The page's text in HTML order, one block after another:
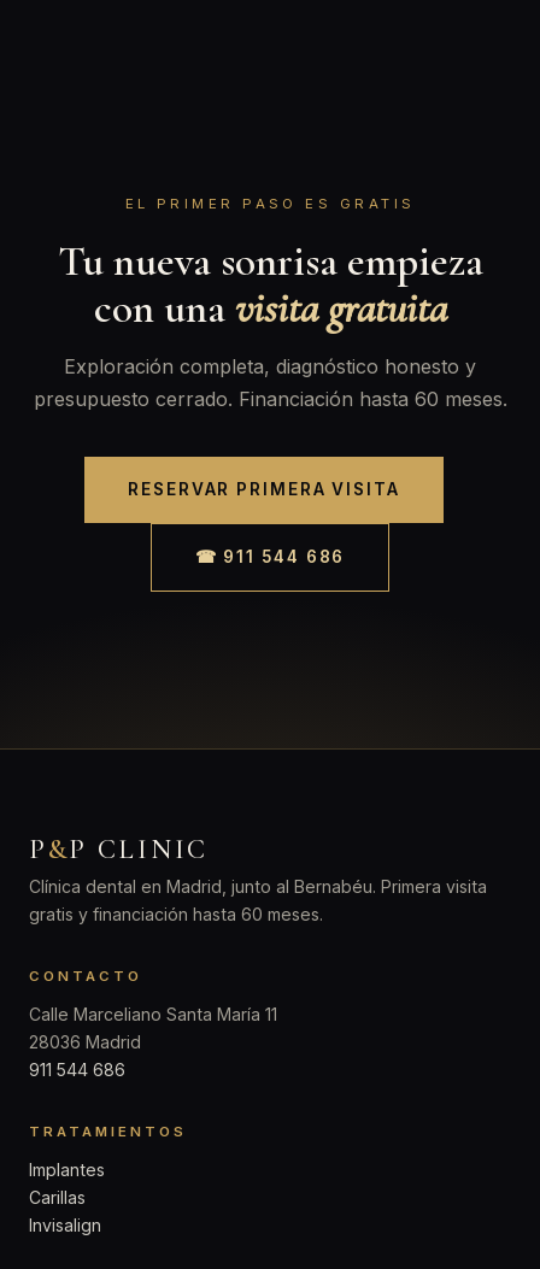
EL PRIMER PASO ES GRATIS
Tu nueva sonrisa empieza
con unavisita gratuita
Exploración completa, diagnóstico honesto y
presupuesto cerrado. Financiación hasta 60 meses.
RESERVAR PRIMERA VISITA
☎ 911 544 686
P&P CLINIC
Clínica dental en Madrid, junto al Bernabéu. Primera visita
gratis y financiación hasta 60 meses.
CONTACTO
Calle Marceliano Santa María 11
28036 Madrid
911 544 686
TRATAMIENTOS
Implantes
Carillas
Invisalign